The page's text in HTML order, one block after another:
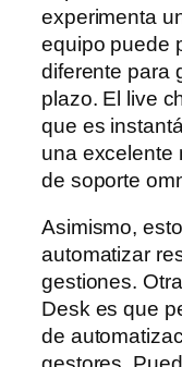
experimenta
equipo puede
diferente para
plazo. El live
que es
una excelente
de soporte
Asimismo,
automatizar
gestiones.
Desk es que
de